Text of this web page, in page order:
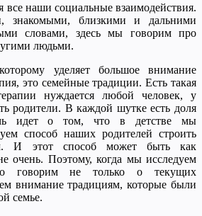
все наши социальные взаимодействия.
знакомыми, близкими и дальними
словами, здесь мы говорим про
людьми.
уделяет большое внимание
это семейные традиции. Есть такая
нуждается любой человек, у
родители. В каждой шутке есть доля
идет о том, что в детстве мы
способ наших родителей строить
И этот способ может быть как
очень. Поэтому, когда мы исследуем
говорим не только о текущих
внимание традициям, которые были
семье.